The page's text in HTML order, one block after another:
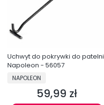
Uchwyt do pokrywki do patelni
Napoleon - 56057
PRODUCENT
NAPOLEON
Cena
59,99 zł